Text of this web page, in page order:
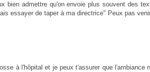
bien admettre qu'on envoie plus souvent des
essayer de taper à ma directrice" Peux pas
à l'hôpital et je peux t'assurer que l'ambiance